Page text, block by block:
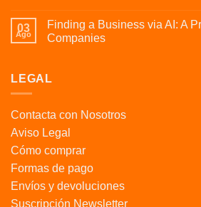
03
Ago
Finding a Business via AI: A
Companies
LEGAL
Contacta con Nosotros
Aviso Legal
Cómo comprar
Formas de pago
Envíos y devoluciones
Suscripción Newsletter